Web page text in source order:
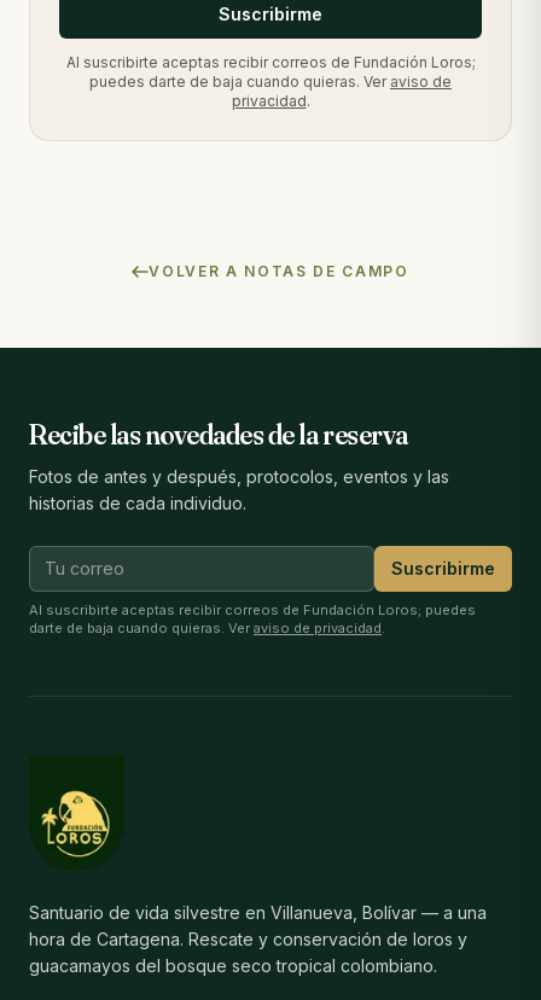
Suscribirme
Al suscribirte aceptas recibir correos de Fundación Loros;
puedes darte de baja cuando quieras. Ver aviso de
privacidad.
VOLVER A NOTAS DE CAMPO
Recibe las novedades de la reserva
Fotos de antes y después, protocolos, eventos y las
historias de cada individuo.
Suscribirme
Al suscribirte aceptas recibir correos de Fundación Loros; puedes
darte de baja cuando quieras. Ver aviso de privacidad.
Santuario de vida silvestre en Villanueva, Bolívar — a una
hora de Cartagena. Rescate y conservación de loros y
guacamayos del bosque seco tropical colombiano.